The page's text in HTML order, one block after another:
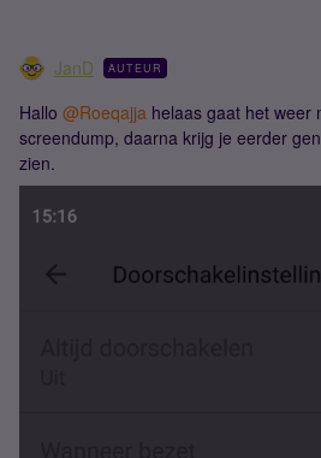
JanD AUTEUR
Hallo @Roeqajja helaas gaat het weer
screendump, daarna krijg je eerder
zien.